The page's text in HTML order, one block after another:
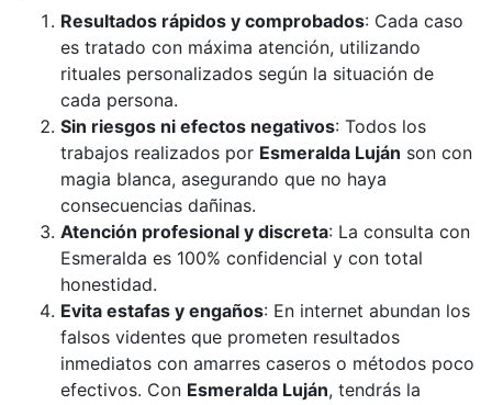
Resultados rápidos y comprobados: Cada caso
es tratado con máxima atención, utilizando
rituales personalizados según la situación de
cada persona.
Sin riesgos ni efectos negativos: Todos los
trabajos realizados por Esmeralda Luján son con
magia blanca, asegurando que no haya
consecuencias dañinas.
Atención profesional y discreta: La consulta con
Esmeralda es 100% confidencial y con total
honestidad.
Evita estafas y engaños: En internet abundan los
falsos videntes que prometen resultados
inmediatos con amarres caseros o métodos poco
efectivos. Con Esmeralda Luján, tendrás la